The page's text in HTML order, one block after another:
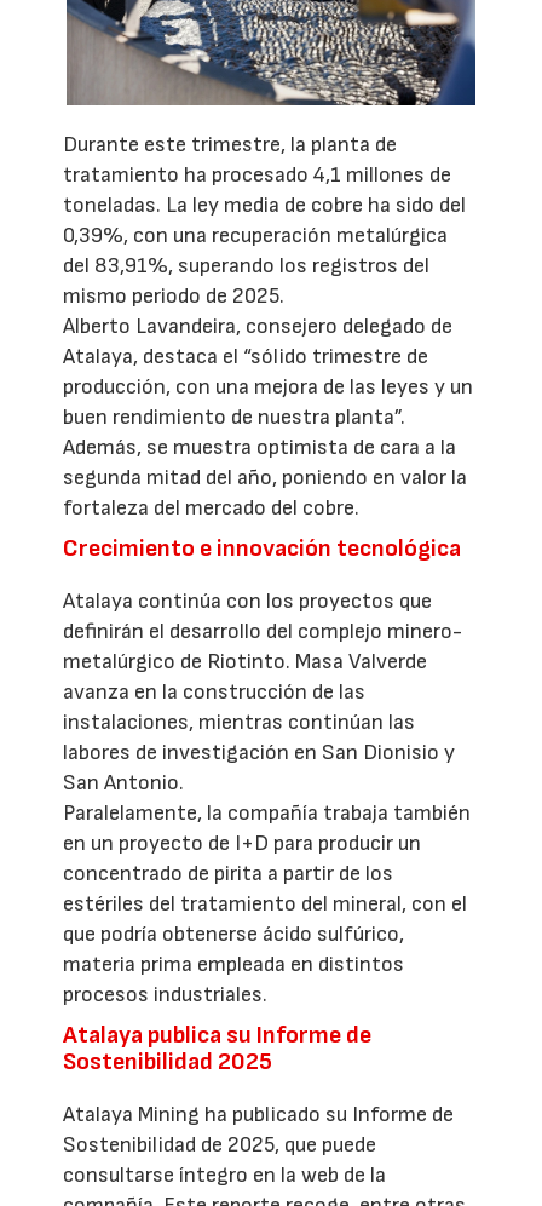
Durante este trimestre, la planta de
tratamiento ha procesado 4,1 millones de
toneladas. La ley media de cobre ha sido del
0,39%, con una recuperación metalúrgica
del 83,91%, superando los registros del
mismo periodo de 2025.
Alberto Lavandeira, consejero delegado de
Atalaya, destaca el “sólido trimestre de
producción, con una mejora de las leyes y un
buen rendimiento de nuestra planta”.
Además, se muestra optimista de cara a la
segunda mitad del año, poniendo en valor la
fortaleza del mercado del cobre.
Crecimiento e innovación tecnológica
Atalaya continúa con los proyectos que
definirán el desarrollo del complejo minero-
metalúrgico de Riotinto. Masa Valverde
avanza en la construcción de las
instalaciones, mientras continúan las
labores de investigación en San Dionisio y
San Antonio.
Paralelamente, la compañía trabaja también
en un proyecto de I+D para producir un
concentrado de pirita a partir de los
estériles del tratamiento del mineral, con el
que podría obtenerse ácido sulfúrico,
materia prima empleada en distintos
procesos industriales.
Atalaya publica su Informe de
Sostenibilidad 2025
Atalaya Mining ha publicado su Informe de
Sostenibilidad de 2025, que puede
consultarse íntegro en la web de la